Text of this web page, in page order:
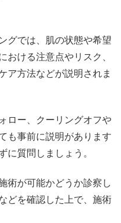
グでは、肌の状態や希望
おける注意点やリスク、
ア方法などが説明されま
ロー、クーリングオフや
も事前に説明があります
に質問しましょう。
術が可能かどうか診察し
どを確認した上で、施術